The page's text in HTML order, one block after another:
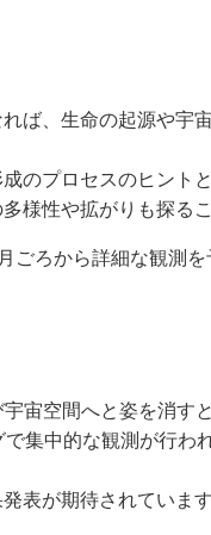
ば、生命の起源や宇
のプロセスのヒントと
様性や拡がりも探る
ごろから詳細な観測
宙空間へと姿を消す
で集中的な観測が行
表が期待されています